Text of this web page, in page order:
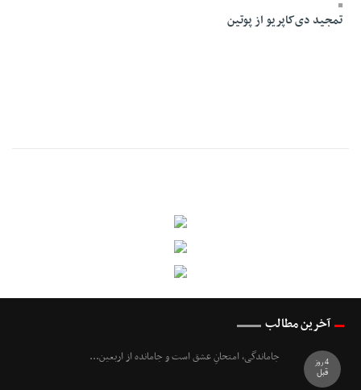
تمجید دی‌کاپریو از پوتین
آخرین مطالب
جاماندگی، امتحانِ عشق است و جامانده از اربعین...
4 روز
قبل